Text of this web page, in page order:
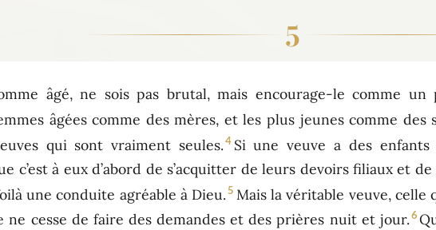
5
âgé, ne sois pas brutal, mais encourage-le comme un
âgées comme des mères, et les plus jeunes comme
qui sont vraiment seules.4 Si une veuve a des
c’est à eux d’abord de s’acquitter de leurs devoirs filiaux et
une conduite agréable à Dieu.5 Mais la véritable veuve, celle
ne cesse de faire des demandes et des prières nuit et jour.6